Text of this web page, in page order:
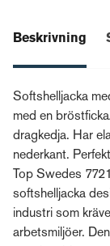
Beskrivning
Softshelljacka
med en
dragkedja. Har
nederkant.
Top Swedes
softshelljacka
industri som
arbetsmiljöer.